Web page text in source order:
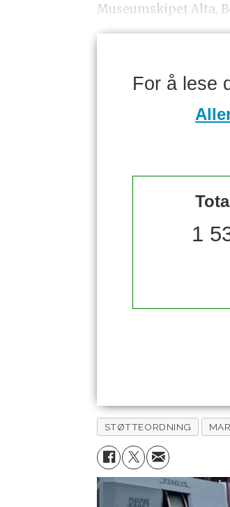
Museumskipet Alta,
For å lese
1
STØTTEORDNING